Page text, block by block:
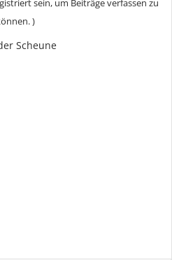
sein, um Beiträge verfassen zu
)
Scheune